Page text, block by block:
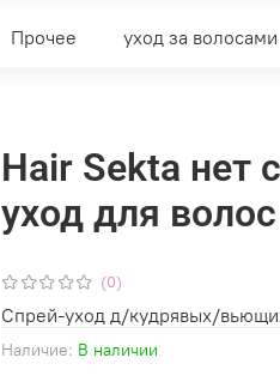
Прочее уход за волосами
(0)
Наличие: В наличии
Hair Sekta
уход для
Спрей-уход д/кудрявых/